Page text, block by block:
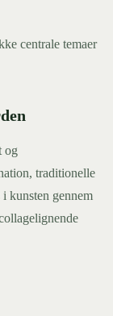
centrale temaer
og
traditionelle
kunsten gennem